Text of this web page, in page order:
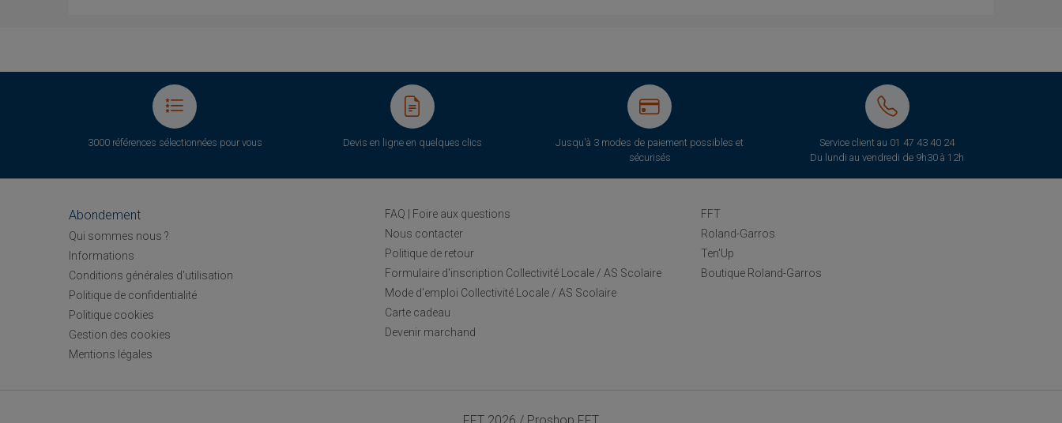
3000 références sélectionnées pour vous Devis en ligne en quelques clics
Jusqu'à 3 modes de paiement possibles et
sécurisés
Service client au 01 47 43 40 24
Du lundi au vendredi de 9h30 à 12h
Abondement
Qui sommes nous ?
Informations
Conditions générales d'utilisation
Politique de confidentialité
Politique cookies
Gestion des cookies
Mentions légales
FAQ | Foire aux questions
Nous contacter
Politique de retour
Formulaire d'inscription Collectivité Locale / AS Scolaire
Mode d'emploi Collectivité Locale / AS Scolaire
Carte cadeau
Devenir marchand
FFT
Roland-Garros
Ten'Up
Boutique Roland-Garros